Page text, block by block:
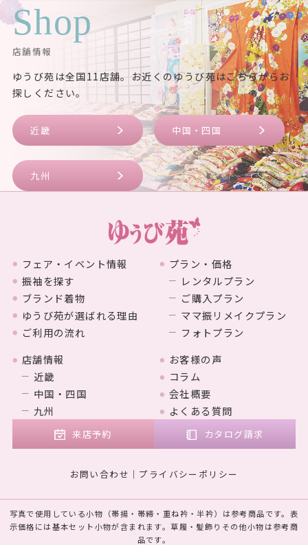
Shop
店舗情報
ゆうび苑は全国11店舗。お近くのゆうび苑はこちらからお
探しください。
近畿 中国・四国
九州
フェア・イベント情報
振袖を探す
ブランド着物
ゆうび苑が選ばれる理由
ご利用の流れ
プラン・価格
レンタルプラン
ご購入プラン
ママ振リメイクプラン
フォトプラン
店舗情報
近畿
中国・四国
九州
お客様の声
コラム
会社概要
よくある質問
来店予約 カタログ請求
お問い合わせ プライバシーポリシー
写真で使用している小物（帯揚・帯締・重ね衿・半衿）は参考商品です。表
示価格には基本セット小物が含まれます。草履・髪飾りその他小物は参考商
品です。